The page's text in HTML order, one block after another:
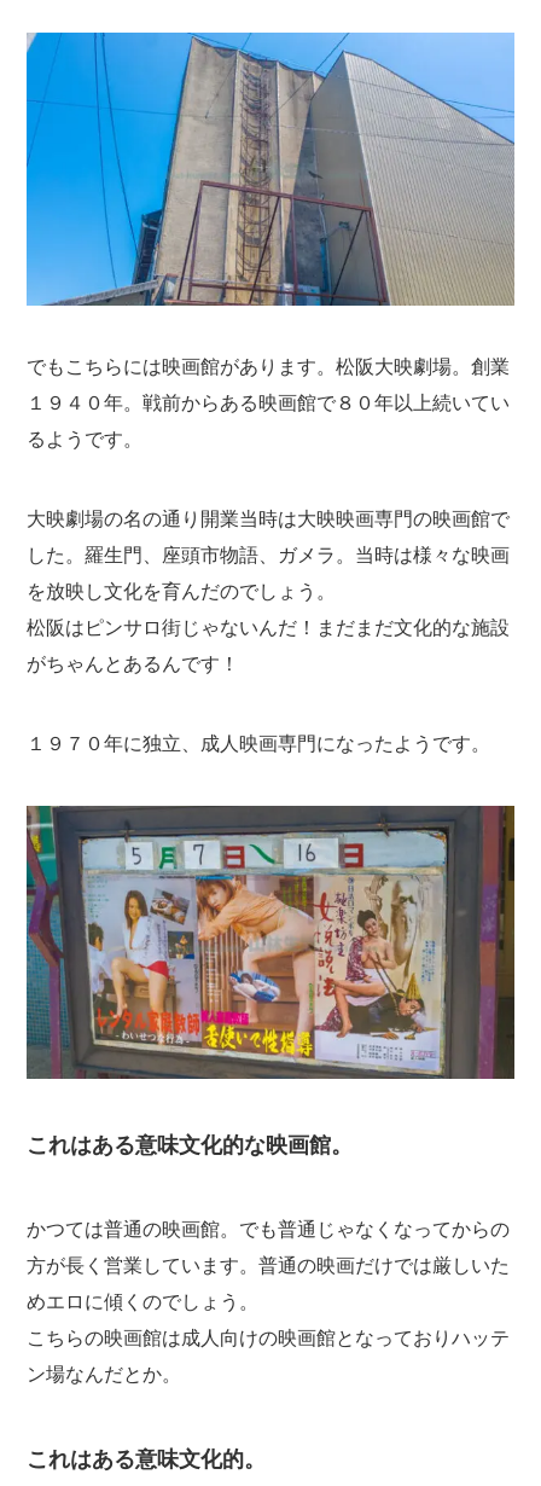
でもこちらには映画館があります。松阪大映劇場。創業
１９４０年。戦前からある映画館で８０年以上続いてい
るようです。
大映劇場の名の通り開業当時は大映映画専門の映画館で
した。羅生門、座頭市物語、ガメラ。当時は様々な映画
を放映し文化を育んだのでしょう。
松阪はピンサロ街じゃないんだ！まだまだ文化的な施設
がちゃんとあるんです！
１９７０年に独立、成人映画専門になったようです。
これはある意味文化的な映画館。
かつては普通の映画館。でも普通じゃなくなってからの
方が長く営業しています。普通の映画だけでは厳しいた
めエロに傾くのでしょう。
こちらの映画館は成人向けの映画館となっておりハッテ
ン場なんだとか。
これはある意味文化的。